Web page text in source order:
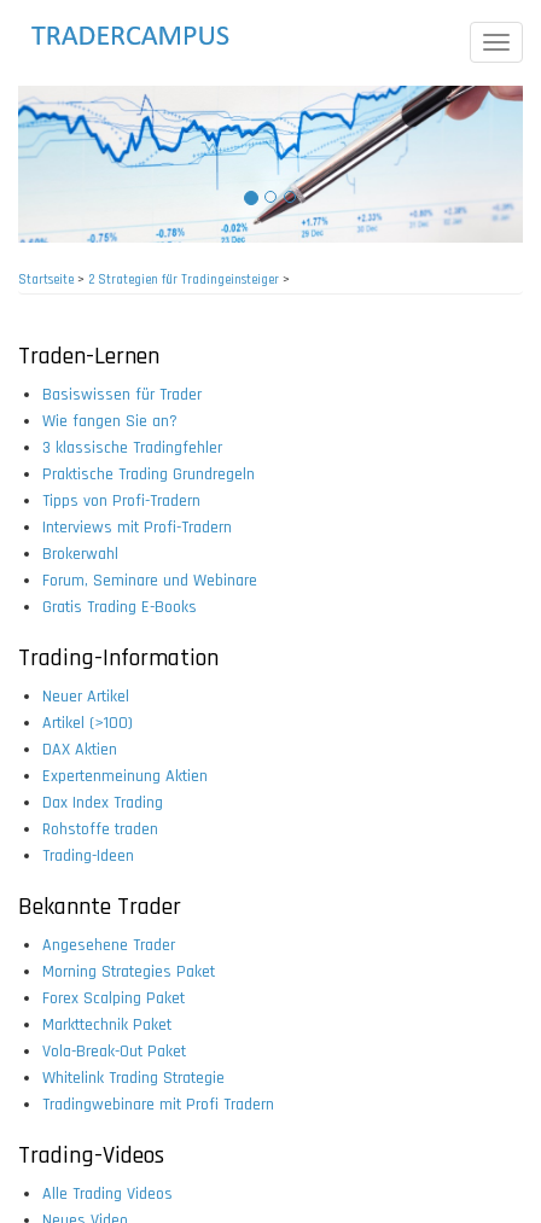
Toggle
Startseite> 2 Strategien für Tradingeinsteiger >
Traden-Lernen
Basiswissen für Trader
Wie fangen Sie an?
3 klassische Tradingfehler
Praktische Trading Grundregeln
Tipps von Profi-Tradern
Interviews mit Profi-Tradern
Brokerwahl
Forum, Seminare und Webinare
Gratis Trading E-Books
Trading-Information
Neuer Artikel
Artikel (>100)
DAX Aktien
Expertenmeinung Aktien
Dax Index Trading
Rohstoffe traden
Trading-Ideen
Bekannte Trader
Angesehene Trader
Morning Strategies Paket
Forex Scalping Paket
Markttechnik Paket
Vola-Break-Out Paket
Whitelink Trading Strategie
Tradingwebinare mit Profi Tradern
Trading-Videos
Alle Trading Videos